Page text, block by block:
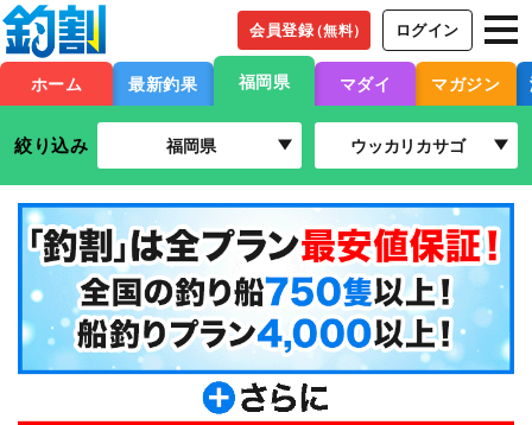
会員登録（無料） ログイン
ホーム 最新釣果 福岡県 マダイ マガジン
絞り込み 福岡県 ウッカリカサゴ